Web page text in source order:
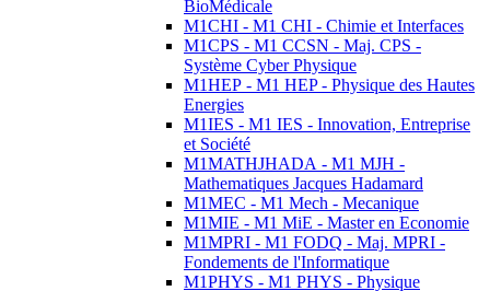
BioMédicale
M1CHI - M1 CHI - Chimie et Interfaces
M1CPS - M1 CCSN - Maj. CPS -
Système Cyber Physique
M1HEP - M1 HEP - Physique des Hautes
Energies
M1IES - M1 IES - Innovation, Entreprise
et Société
M1MATHJHADA - M1 MJH -
Mathematiques Jacques Hadamard
M1MEC - M1 Mech - Mecanique
M1MIE - M1 MiE - Master en Economie
M1MPRI - M1 FODQ - Maj. MPRI -
Fondements de l'Informatique
M1PHYS - M1 PHYS - Physique